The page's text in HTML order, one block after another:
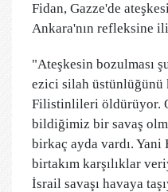
Fidan, Gazze'de
Ankara'nın refleksine
"Ateşkesin bozulması
ezici silah üstünlüğünü
Filistinlileri öldürüyor.
bildiğimiz bir savaş
birkaç ayda vardı. Yani
birtakım karşılıklar
İsrail savaşı havaya